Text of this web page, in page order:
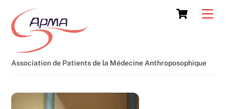
content
Cart
Association de Patients de la Médecine Anthroposophique